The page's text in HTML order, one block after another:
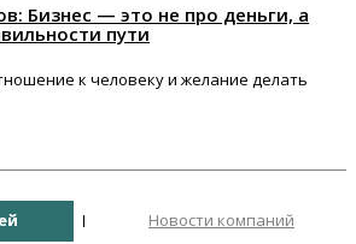
Бизнес — это не про деньги, а
пути
к человеку и желание делать
Новости компаний